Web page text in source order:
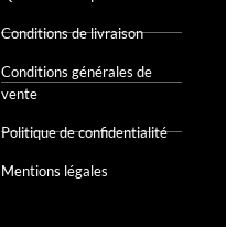
Conditions de livraison
Conditions générales de
vente
Politique de confidentialité
Mentions légales